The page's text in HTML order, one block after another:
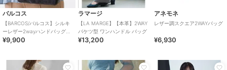
バルコス
【BARCOS/バルコス】シルキ
ーレザー2wayハンドバッグ＜
ヴェルーチェ＞
¥9,900
ラマージ
【LA MARGE】【本革】2WAY
バケツ型 ワンハンドル バッグ
¥13,200
アネモネ
レザー調スクエア2WAYバッグ
¥6,930